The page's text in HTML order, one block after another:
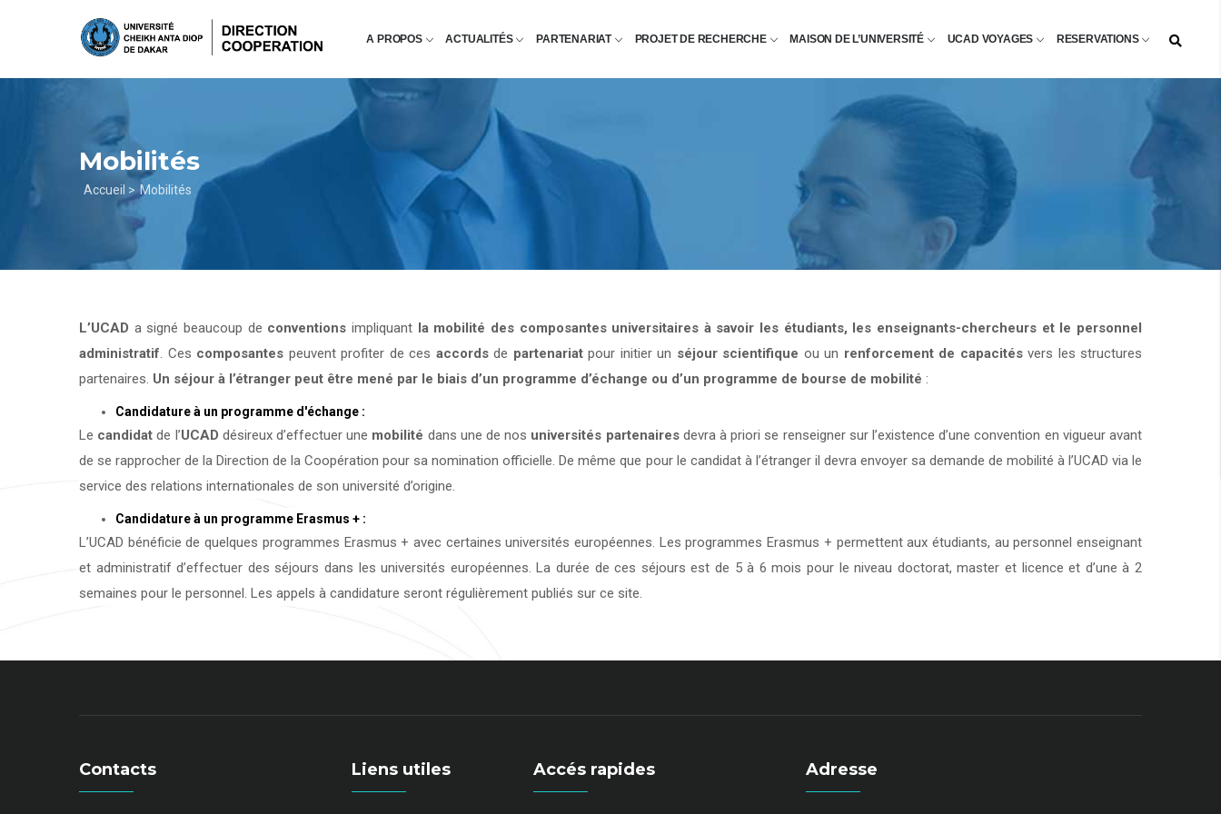
principal
A PROPOS ACTUALITÉS PARTENARIAT PROJET DE RECHERCHE MAISON DE L’UNIVERSITÉ UCAD VOYAGES RESERVATIONS
Mobilités
Fil
d'Ariane
Accueil > Mobilités
L’UCAD a signé beaucoup de conventions impliquant la mobilité des composantes universitaires à savoir les étudiants, les enseignants-chercheurs et le personnel
administratif. Ces composantes peuvent profiter de ces accordsde partenariatpour initier un séjour scientifique ou un renforcement de capacitésvers les structures
partenaires. Un séjour à l’étranger peut être mené par le biais d’un programme d’échange ou d’un programme de bourse de mobilité :
Candidature à un programme d'échange :
Le candidat de l’UCAD désireux d’effectuer une mobilité dans une de nos universités partenairesdevra à priori se renseigner sur l’existence d’une convention en vigueur avant
de se rapprocher de la Direction de la Coopération pour sa nomination officielle. De même que pour le candidat à l’étranger il devra envoyer sa demande de mobilité à l’UCAD via le
service des relations internationales de son université d’origine.
Candidature à un programme Erasmus + :
L’UCAD bénéficie de quelques programmes Erasmus + avec certaines universités européennes. Les programmes Erasmus + permettent aux étudiants, au personnel enseignant
et administratif d’effectuer des séjours dans les universités européennes. La durée de ces séjours est de 5 à 6 mois pour le niveau doctorat, master et licence et d’une à 2
semaines pour le personnel. Les appels à candidature seront régulièrement publiés sur ce site.
Contacts Liens utiles Accés rapides Adresse